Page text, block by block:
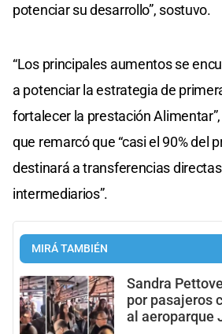
potenciar su desarrollo”, sostuvo.
“Los principales aumentos se
a potenciar la estrategia de
fortalecer la prestación
que remarcó que “casi el 90% del
destinará a transferencias
intermediarios”.
MIRÁ TAMBIÉN
Sandra
por pasajeros
al aeroparque